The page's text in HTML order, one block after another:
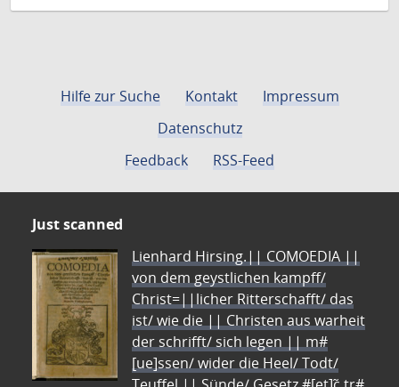
Hilfe zur Suche Kontakt
Impressum
Datenschutz
Feedback
RSS-Feed
Just scanned
Lienhard Hirsing.|| COMOEDIA ||
von dem geystlichen kampff/
Christ=||licher Ritterschafft/ das
ist/ wie die || Christen aus warheit
der schrifft/ sich legen || m#
[ue]ssen/ wider die Heel/ Todt/